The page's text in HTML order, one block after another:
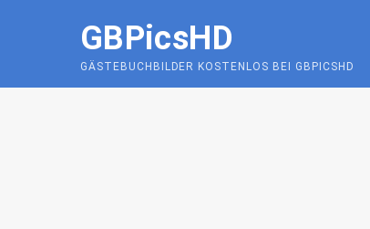
GBPicsHD
GÄSTEBUCHBILDER KOSTENLOS BEI GBPICSHD